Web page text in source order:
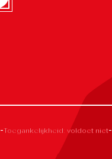
-Toegankelijkheid: voldoet niet-